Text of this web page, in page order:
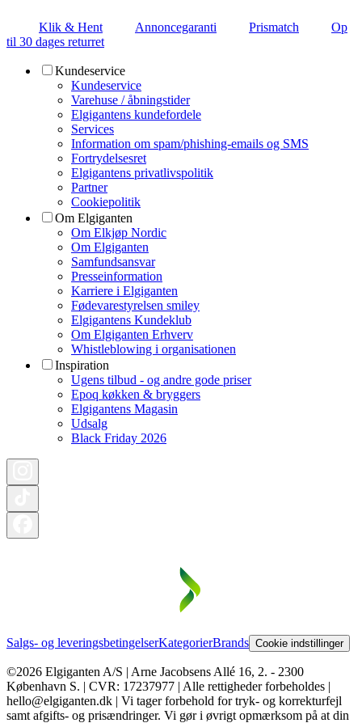
Klik & Hent Annoncegaranti Prismatch
Op
til 30 dages returret
Kundeservice
Kundeservice
Varehuse / åbningstider
Elgigantens kundefordele
Services
Information om spam/phishing-emails og SMS
Fortrydelsesret
Elgigantens privatlivspolitik
Partner
Cookiepolitik
Om Elgiganten
Om Elkjøp Nordic
Om Elgiganten
Samfundsansvar
Presseinformation
Karriere i Elgiganten
Fødevarestyrelsen smiley
Elgigantens Kundeklub
Om Elgiganten Erhverv
Whistleblowing i organisationen
Inspiration
Ugens tilbud - og andre gode priser
Epoq køkken & bryggers
Elgigantens Magasin
Udsalg
Black Friday 2026
Salgs- og leveringsbetingelserKategorierBrands Cookie indstillinger
©2026 Elgiganten A/S | Arne Jacobsens Allé 16, 2. - 2300
København S. | CVR: 17237977 | Alle rettigheder forbeholdes |
hello@elgiganten.dk | Vi tager forbehold for tryk- og korrekturfejl
samt afgifts- og prisændringer. Vi gør i øvrigt opmærksom på at din